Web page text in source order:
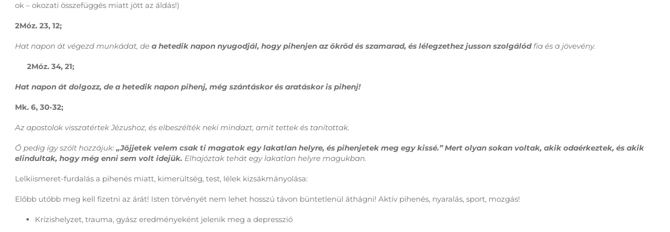
ok – okozati összefüggés miatt jött az áldás!)
2Móz. 23, 12;
Hat napon át végezd munkádat, de a hetedik napon nyugodjál, hogy pihenjen az ökröd és szamarad, és lélegzethez jusson szolgálódfia és a jövevény.
2Móz. 34, 21;
Hat napon át dolgozz, de a hetedik napon pihenj, még szántáskor és aratáskor is pihenj!
Mk. 6, 30-32;
Az apostolok visszatértek Jézushoz, és elbeszélték neki mindazt, amit tettek és tanítottak.
Ő pedig így szólt hozzájuk: „Jöjjetek velem csak ti magatok egy lakatlan helyre, és pihenjetek meg egy kissé.” Mert olyan sokan voltak, akik odaérkeztek, és akik
elindultak, hogy még enni sem volt idejük. Elhajóztak tehát egy lakatlan helyre magukban.
Lelkiismeret-furdalás a pihenés miatt, kimerültség, test, lélek kizsákmányolása:
Előbb utóbb meg kell fizetni az árát! Isten törvényét nem lehet hosszú távon büntetlenül áthágni! Aktív pihenés, nyaralás, sport, mozgás!
Krízishelyzet, trauma, gyász eredményeként jelenik meg a depresszió